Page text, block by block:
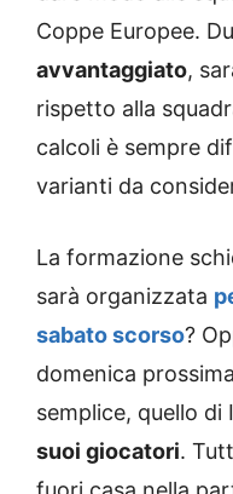
Coppe Europee.
avvantaggiato,
rispetto alla
calcoli è sempre
varianti da
La formazione
sarà organizzata
sabato scorso?
domenica
semplice, quello di
suoi giocatori.